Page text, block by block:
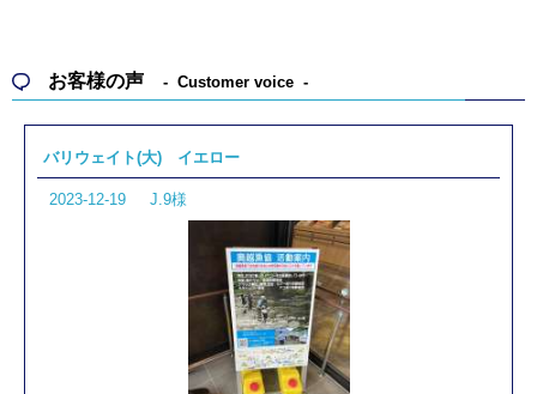
お客様の声 Customer voice
バリウェイト(大) イエロー
2023-12-19 J.9様